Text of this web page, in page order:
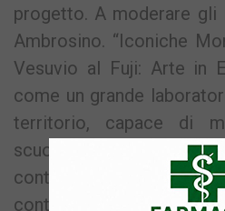
progetto. A moderare gli
Ambrosino. “Iconiche
Vesuvio al Fuji: Arte in
come un grande
territorio, capace di
scuole, giovani artisti,
contemporanea e
continuo tra memoria,